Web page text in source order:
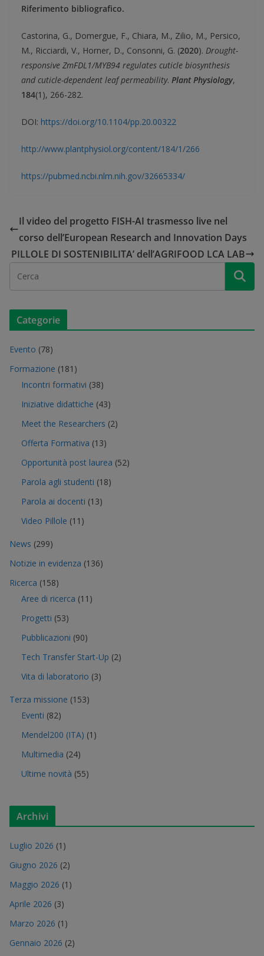
Riferimento bibliografico.
Castorina, G., Domergue, F., Chiara, M., Zilio, M., Persico,
M., Ricciardi, V., Horner, D., Consonni, G. (2020). Drought-
responsive ZmFDL1/MYB94 regulates cuticle biosynthesis
and cuticle-dependent leaf permeability. Plant Physiology,
184(1), 266-282.
DOI: https://doi.org/10.1104/pp.20.00322
http://www.plantphysiol.org/content/184/1/266
https://pubmed.ncbi.nlm.nih.gov/32665334/
Il video del progetto FISH-AI trasmesso live nel
corso dell’European Research and Innovation Days
PILLOLE DI SOSTENIBILITA’ dell’AGRIFOOD LCA LAB
Categorie
Evento (78)
Formazione (181)
Incontri formativi (38)
Iniziative didattiche (43)
Meet the Researchers (2)
Offerta Formativa (13)
Opportunità post laurea (52)
Parola agli studenti (18)
Parola ai docenti (13)
Video Pillole (11)
News (299)
Notizie in evidenza (136)
Ricerca (158)
Aree di ricerca (11)
Progetti (53)
Pubblicazioni (90)
Tech Transfer Start-Up (2)
Vita di laboratorio (3)
Terza missione (153)
Eventi (82)
Mendel200 (ITA) (1)
Multimedia (24)
Ultime novità (55)
Archivi
Luglio 2026 (1)
Giugno 2026 (2)
Maggio 2026 (1)
Aprile 2026 (3)
Marzo 2026 (1)
Gennaio 2026 (2)